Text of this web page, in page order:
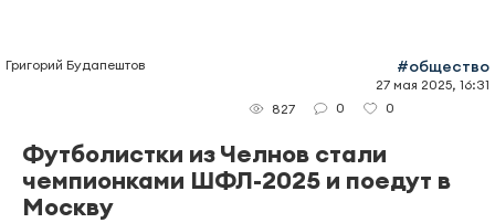
Григорий Будапештов #общество
27 мая 2025, 16:31
827
0 0
Футболистки из Челнов стали
чемпионками ШФЛ-2025 и поедут в
Москву